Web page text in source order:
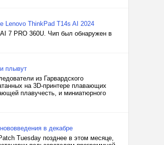
Lenovo ThinkPad T14s AI 2024
7 PRO 360U. Чип был обнаружен в
плывут
из Гарвардского
на 3D-принтере плавающих
плавучесть, и миниатюрного
в декабре
Tuesday позднее в этом месяце,